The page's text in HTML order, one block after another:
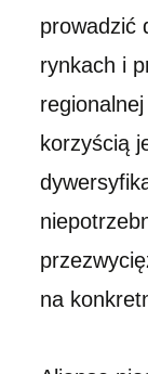
prowadzić
rynkach i
korzyścią
na